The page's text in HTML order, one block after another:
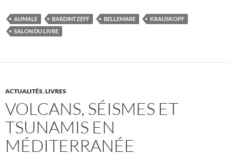
AUMALE BARDINTZEFF BELLEMARE
KRAUSKOPF
SALON DU LIVRE
ACTUALITÉS,LIVRES
VOLCANS, SÉISMES ET
TSUNAMIS EN
MÉDITERRANÉE